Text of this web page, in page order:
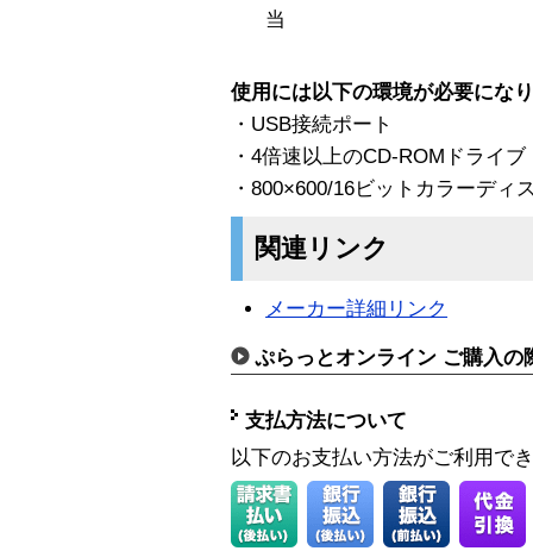
当
使用には以下の環境が必要にな
・USB接続ポート
・4倍速以上のCD-ROMドライブ
・800×600/16ビットカラーディ
関連リンク
メーカー詳細リンク
ぷらっとオンライン ご購入の
支払方法について
以下のお支払い方法がご利用で